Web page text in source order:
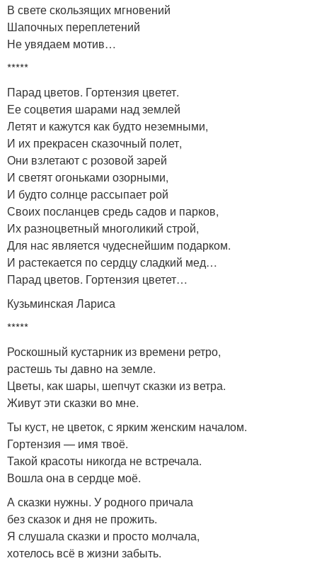
В свете скользящих мгновений
Шапочных переплетений
Не увядаем мотив…
*****
Парад цветов. Гортензия цветет.
Ее соцветия шарами над землей
Летят и кажутся как будто неземными,
И их прекрасен сказочный полет,
Они взлетают с розовой зарей
И светят огоньками озорными,
И будто солнце рассыпает рой
Своих посланцев средь садов и парков,
Их разноцветный многоликий строй,
Для нас является чудеснейшим подарком.
И растекается по сердцу сладкий мед…
Парад цветов. Гортензия цветет…
Кузьминская Лариса
*****
Роскошный кустарник из времени ретро,
растешь ты давно на земле.
Цветы, как шары, шепчут сказки из ветра.
Живут эти сказки во мне.
Ты куст, не цветок, с ярким женским началом.
Гортензия — имя твоё.
Такой красоты никогда не встречала.
Вошла она в сердце моё.
А сказки нужны. У родного причала
без сказок и дня не прожить.
Я слушала сказки и просто молчала,
хотелось всё в жизни забыть.